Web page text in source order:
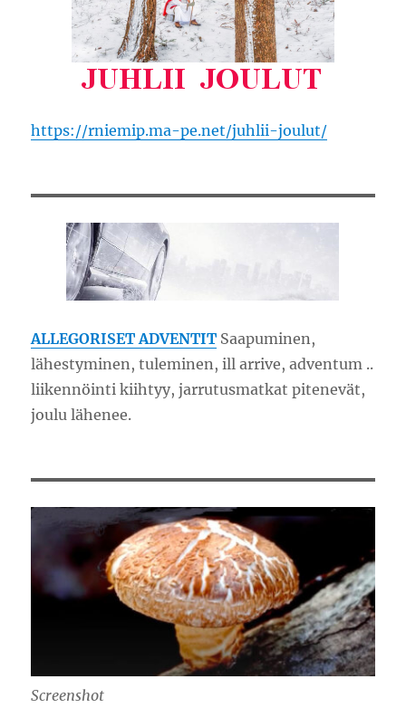
https://rniemip.ma-pe.net/juhlii-joulut/
ALLEGORISET ADVENTIT Saapuminen,
lähestyminen, tuleminen, ill arrive, adventum ..
liikennöinti kiihtyy, jarrutusmatkat pitenevät,
joulu lähenee.
Screenshot